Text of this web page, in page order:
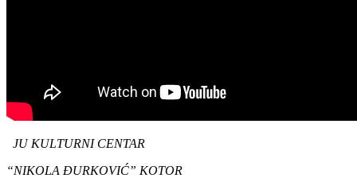
JU KULTURNI CENTAR
“NIKOLA ĐURKOVIĆ” KOTOR